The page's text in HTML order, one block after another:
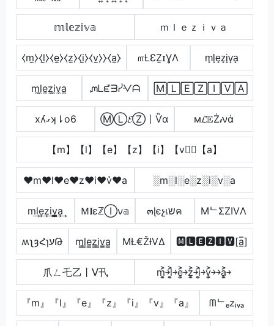
𝕞𝕝𝕖𝕫𝕚𝕧𝕒 ｍｌｅｚｉｖａ
⧼m̼⧽⧼l̼⧽⧼e̼⧽⧼z̼⧽⧼i̼⧽⧼v̼⧽⧽⧼a̼⧽ ௱ŁƐẔɪƔΛ m̟l̟e̟z̟i̟v̟a̟
m̼l̼e̼z̼i̼v̼a̼ ᘻᒪᘿᗱᓰᐺᗩ 🄼🄻🄴🅉🄸🅅🄰
xʎގʞ⇂o6 ⓂⓁ𝓔Ⓩ丨Ѷα м𝓛𝔼Ż𝒾νά
【m】【l】【e】【z】【i】【v】⃣【a】
♥m♥l♥e♥z♥i♥v͛♥a ░m░l░e░z░i░v░a
m͢l͢e͢z͢i͢v̳͢a͢ Ｍ𝐥εℤⒾν𝕒 ๓ɭєչเשค MᄂΣZIVΛ
ʍʅȝՀɿעԹ m̳l̳e̳z̳i̳v̳̲a̳ ΜŁ€ŽƗVΔ 🅼🅻🅴🆉🅸🆅[a̲̅]
爪ㄥ乇乙丨ᐯ卂 m͎͍͐￫l͎͍͐￫e͎͍͐￫z͎͍͐￫i͎͍͐￫v͎͍͐￫￫a͎͍͐￫
『m』『l』『e』『z』『i』『v』『a』 ᗰᄂₑzᵢᵥₐ